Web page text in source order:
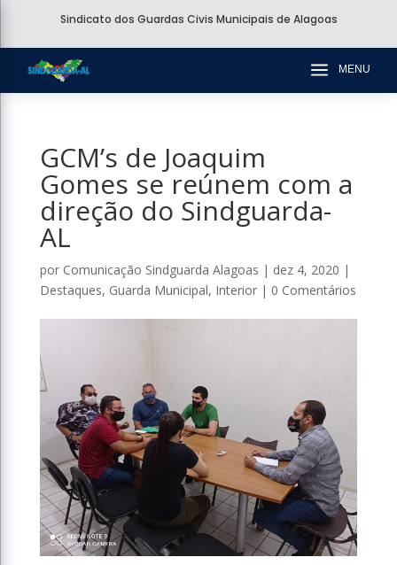
Sindicato dos Guardas Civis Municipais de Alagoas
a MENU
GCM’s de Joaquim
Gomes se reúnem com a
direção do Sindguarda-
AL
por Comunicação Sindguarda Alagoas | dez 4, 2020 |
Destaques, Guarda Municipal, Interior| 0 Comentários